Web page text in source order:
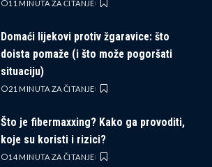
11 MINUTA ZA ČITANJE
Domaći lijekovi protiv žgaravice: što
doista pomaže (i što može pogoršati
situaciju)
21 MINUTA ZA ČITANJE
Što je fibermaxxing? Kako ga provoditi,
koje su koristi i rizici?
14 MINUTA ZA ČITANJE